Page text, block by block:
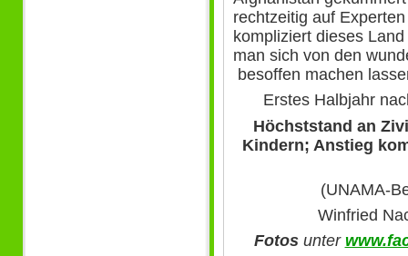
rechtzeitig auf
kompliziert dieses
man sich von den
besoffen machen
Erstes Halbjahr
Höchststand an
Kindern; Anstieg
(UNAMA-
Winfried
Fotosunter